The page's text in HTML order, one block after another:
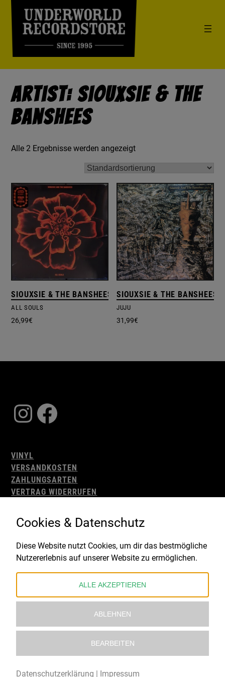
Artist: Siouxsie & The
Banshees
Alle 2 Ergebnisse werden angezeigt
SIOUXSIE & THE BANSHEES
ALL SOULS
26,99€
SIOUXSIE & THE BANSHEES
JUJU
31,99€
Instagram
Facebook
VINYL
VERSANDKOSTEN
ZAHLUNGSARTEN
VERTRAG WIDERRUFEN
WIDERRUFSBELEHRUNG
IMPRESSUM
Gefördert durch:
Cookies & Datenschutz
Diese Website nutzt Cookies, um dir das bestmögliche
Nutzererlebnis auf unserer Website zu ermöglichen.
ALLE AKZEPTIEREN
ABLEHNEN
BEARBEITEN
Datenschutzerklärung | Impressum